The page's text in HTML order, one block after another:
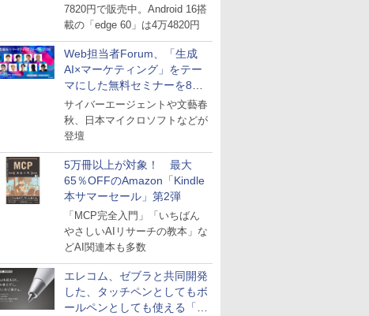
7820円で販売中。Android 16搭
載の「edge 60」は4万4820円
Web担当者Forum、「生成
AI×マーケティング」をテー
マにした無料セミナーを8月
27日にオンライン開催
サイバーエージェントや文藝春
秋、日本マイクロソフトなどが
登壇
5万冊以上が対象！ 最大
65％OFFのAmazon「Kindle
本サマーセール」第2弾
「MCP完全入門」「いちばん
やさしいAIリサーチの教本」な
どAI関連本も多数
エレコム、ゼブラと共同開発
した、タッチペンとしてもボ
ールペンとしても使える「ス